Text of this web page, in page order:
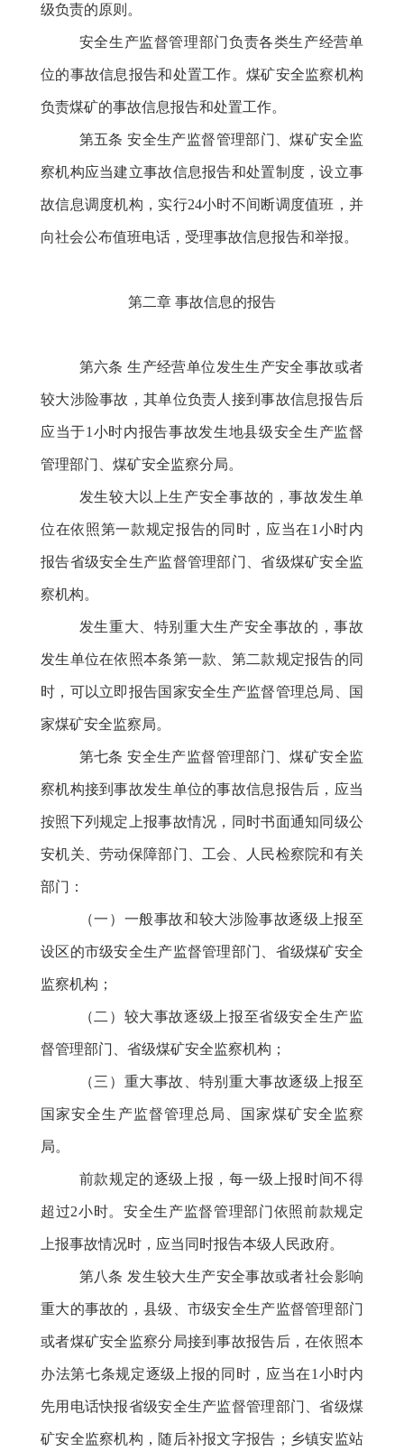
级负责的原则。
安全生产监督管理部门负责各类生产经营单
位的事故信息报告和处置工作。煤矿安全监察机构
负责煤矿的事故信息报告和处置工作。
第五条 安全生产监督管理部门、煤矿安全监
察机构应当建立事故信息报告和处置制度，设立事
故信息调度机构，实行24小时不间断调度值班，并
向社会公布值班电话，受理事故信息报告和举报。
第二章 事故信息的报告
第六条 生产经营单位发生生产安全事故或者
较大涉险事故，其单位负责人接到事故信息报告后
应当于1小时内报告事故发生地县级安全生产监督
管理部门、煤矿安全监察分局。
发生较大以上生产安全事故的，事故发生单
位在依照第一款规定报告的同时，应当在1小时内
报告省级安全生产监督管理部门、省级煤矿安全监
察机构。
发生重大、特别重大生产安全事故的，事故
发生单位在依照本条第一款、第二款规定报告的同
时，可以立即报告国家安全生产监督管理总局、国
家煤矿安全监察局。
第七条 安全生产监督管理部门、煤矿安全监
察机构接到事故发生单位的事故信息报告后，应当
按照下列规定上报事故情况，同时书面通知同级公
安机关、劳动保障部门、工会、人民检察院和有关
部门：
（一）一般事故和较大涉险事故逐级上报至
设区的市级安全生产监督管理部门、省级煤矿安全
监察机构；
（二）较大事故逐级上报至省级安全生产监
督管理部门、省级煤矿安全监察机构；
（三）重大事故、特别重大事故逐级上报至
国家安全生产监督管理总局、国家煤矿安全监察
局。
前款规定的逐级上报，每一级上报时间不得
超过2小时。安全生产监督管理部门依照前款规定
上报事故情况时，应当同时报告本级人民政府。
第八条 发生较大生产安全事故或者社会影响
重大的事故的，县级、市级安全生产监督管理部门
或者煤矿安全监察分局接到事故报告后，在依照本
办法第七条规定逐级上报的同时，应当在1小时内
先用电话快报省级安全生产监督管理部门、省级煤
矿安全监察机构，随后补报文字报告；乡镇安监站